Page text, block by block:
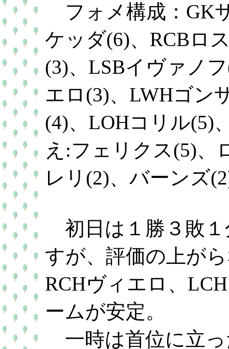
フォメ構成：GK
ケッダ(6)、RCBロ
(3)、LSBイヴァノ
エロ(3)、LWHゴン
(4)、LOHコリル(5)
え:フェリクス(5)、
レリ(2)、バーンズ
初日は１勝３敗
すが、評価の上が
RCHヴィエロ、
ームが安定。
一時は首位に立